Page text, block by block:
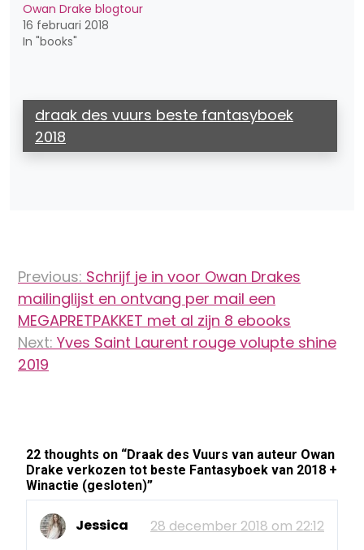
Owan Drake blogtour
16 februari 2018
In "books"
draak des vuurs beste fantasyboek
2018
navigatie
Previous: Schrijf je in voor Owan Drakes
mailinglijst en ontvang per mail een
MEGAPRETPAKKET met al zijn 8 ebooks
Next: Yves Saint Laurent rouge volupte shine
2019
22 thoughts on “Draak des Vuurs van auteur Owan
Drake verkozen tot beste Fantasyboek van 2018 +
Winactie (gesloten)”
Jessica
28 december 2018 om 22:12